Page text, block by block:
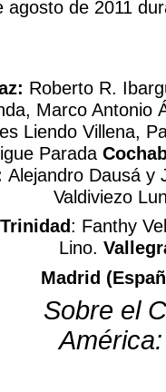
agosto de 2011
Roberto R.
Marco Antonio
Liendo Villena,
Parada
Alejandro Dausá y
Valdiviezo
Trinidad: Fanthy
Lino.
Madrid
Sobre el